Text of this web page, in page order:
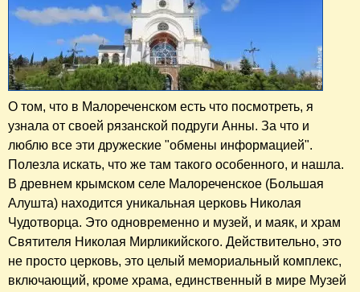
О том, что в Малореченском есть что посмотреть, я
узнала от своей рязанской подруги Анны. За что и
люблю все эти дружеские "обмены информацией".
Полезла искать, что же там такого особенного, и нашла.
В древнем крымском селе Малореченское (Большая
Алушта) находится уникальная церковь Николая
Чудотворца. Это одновременно и музей, и маяк, и храм
Святителя Николая Мирликийского. Действительно, это
не просто церковь, это целый мемориальный комплекс,
включающий, кроме храма, единственный в мире Музей